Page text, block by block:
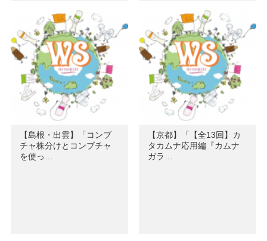
【島根・出雲】「コンブ
チャ株分けとコンブチャ
を使っ…
【京都】「【全13回】カ
タカムナ応用編『カムナ
ガラ…